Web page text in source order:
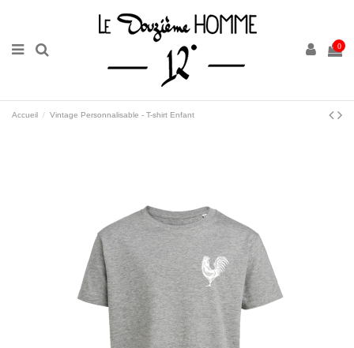
0
Accueil Vintage Personnalisable - T-shirt Enfant